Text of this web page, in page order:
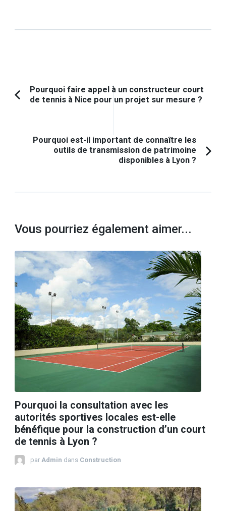
Navigation
d'article
Article
Pourquoi faire appel à un constructeur court
de tennis à Nice pour un projet sur mesure ?
Pourquoi est-il important de connaître les
outils de transmission de patrimoine
disponibles à Lyon ?
Vous pourriez également aimer...
Pourquoi la consultation avec les
autorités sportives locales est-elle
bénéfique pour la construction d’un court
de tennis à Lyon ?
par Admin dans Construction